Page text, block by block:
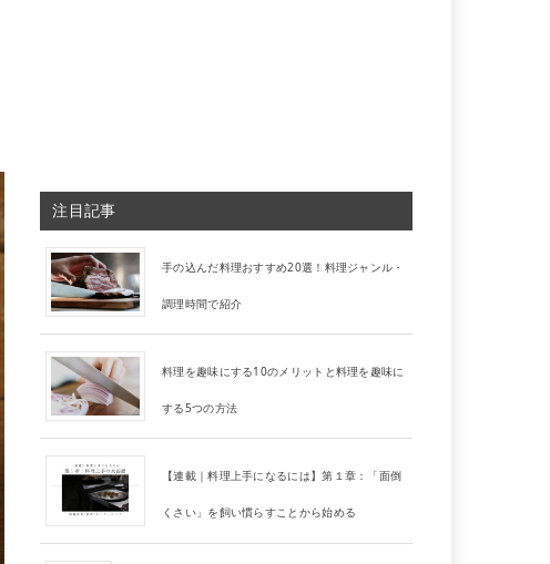
注目記事
手の込んだ料理おすすめ20選！料理ジャンル・
調理時間で紹介
料理を趣味にする10のメリットと料理を趣味に
する5つの方法
【連載｜料理上手になるには】第１章：「面倒
くさい」を飼い慣らすことから始める